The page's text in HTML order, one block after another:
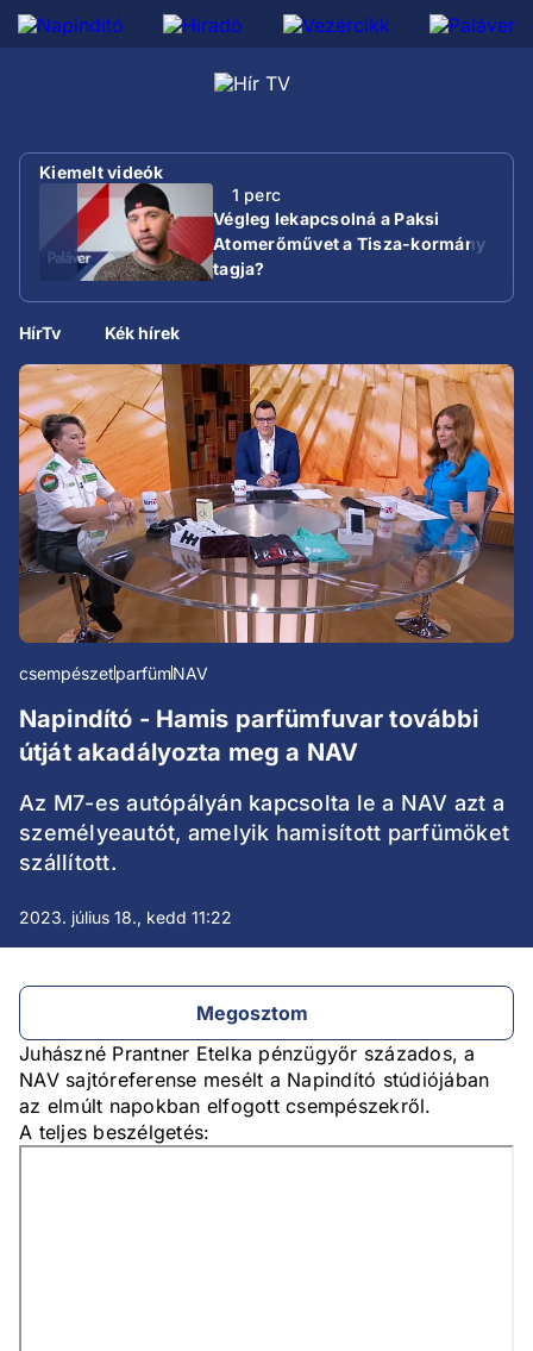
Kiemelt videók
1 perc
Végleg lekapcsolná a Paksi
Atomerőművet a Tisza-kormány
tagja?
HírTv Kék hírek
csempészetparfümNAV
Napindító - Hamis parfümfuvar további
útját akadályozta meg a NAV
Az M7-es autópályán kapcsolta le a NAV azt a
személyeautót, amelyik hamisított parfümöket
szállított.
2023. július 18., kedd 11:22
Megosztom
Juhászné Prantner Etelka pénzügyőr százados, a
NAV sajtóreferense mesélt a Napindító stúdiójában
az elmúlt napokban elfogott csempészekről.
A teljes beszélgetés: